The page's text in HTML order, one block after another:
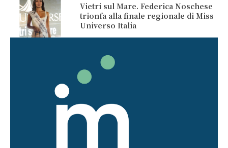
Vietri sul Mare. Federica Noschese
trionfa alla finale regionale di Miss
Universo Italia